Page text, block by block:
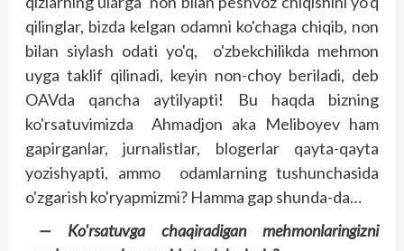
qi­linglar, bizda kelgan odamni ko'chaga chiqib, non
bilan siylash odati yo'q, o'zbekchilikda mehmon
uyga taklif qilinadi, keyin non-choy beriladi, deb
OAVda qancha aytilyapti! Bu haqda bizning
ko'rsatuvimizda Ahmadjon aka Meliboyev ham
gapirganlar, jurnalistlar, blogerlar qayta-qayta
yozishyapti, ammo odamlarning tushunchasida
o'zgarish ko'ryapmizmi? Hamma gap shunda-da…
— Ko'rsatuvga chaqiradigan mehmonlaringizni